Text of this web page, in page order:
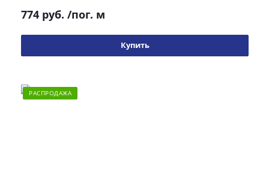
774 руб. /пог. м
Купить
РАСПРОДАЖА